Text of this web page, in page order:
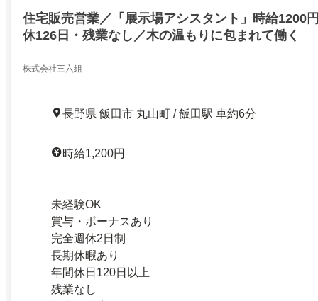
住宅販売営業／「展示場アシスタント」時給1200
休126日・残業なし／木の温もりに包まれて働く
株式会社三六組
長野県 飯田市 丸山町 / 飯田駅 車約6分
時給1,200円
未経験OK
賞与・ボーナスあり
完全週休2日制
長期休暇あり
年間休日120日以上
残業なし